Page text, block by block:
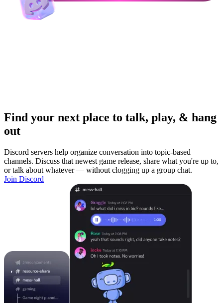
Find your next place to talk, play, & hang
out
Discord servers help organize conversation into topic-based
channels. Discuss that newest game release, share what you're up to,
or talk about whatever — without clogging up a group chat.
Join Discord